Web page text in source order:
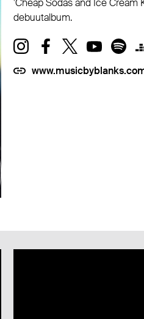
'Cheap Sodas and Ice Cream
debuutalbum.